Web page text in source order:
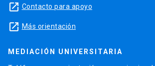
launch Contacto para apoyo
launch Más orientación
MEDIACIÓN UNIVERSITARIA